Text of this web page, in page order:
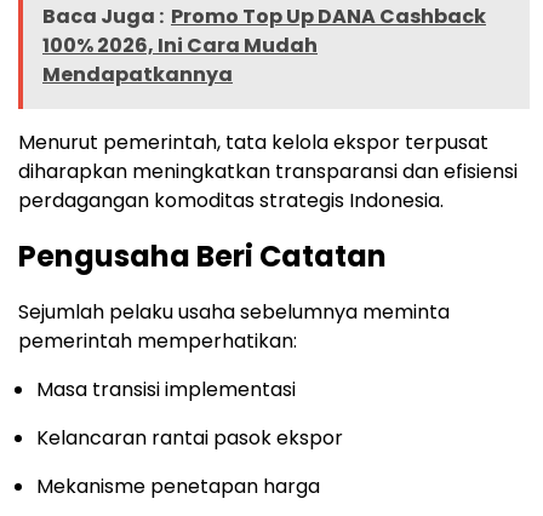
Baca Juga : Promo Top Up DANA Cashback
100% 2026, Ini Cara Mudah
Mendapatkannya
Menurut pemerintah, tata kelola ekspor terpusat
diharapkan meningkatkan transparansi dan efisiensi
perdagangan komoditas strategis Indonesia.
Pengusaha Beri Catatan
Sejumlah pelaku usaha sebelumnya meminta
pemerintah memperhatikan:
Masa transisi implementasi
Kelancaran rantai pasok ekspor
Mekanisme penetapan harga